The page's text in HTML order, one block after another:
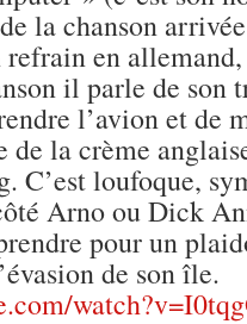
la chanson
en
il parle de son
l’avion et de
la crème
C’est loufoque,
Arno ou Dick
pour un
de son île.